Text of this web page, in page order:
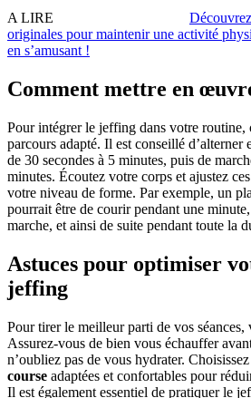
A LIRE
originales pour maintenir une activité
en sʼamusant !
Comment mettre en
Pour intégrer le jeffing dans votre routine,
parcours adapté. Il est conseillé d’alterner
de 30 secondes à 5 minutes, puis de
minutes. Écoutez votre corps et ajustez
votre niveau de forme. Par exemple, un
pourrait être de courir pendant une
marche, et ainsi de suite pendant toute la
Astuces pour optimiser
jeffing
Pour tirer le meilleur parti de vos séances,
Assurez-vous de bien vous échauffer
n’oubliez pas de vous hydrater. Choisissez
course adaptées et confortables pour
Il est également essentiel de pratiquer le